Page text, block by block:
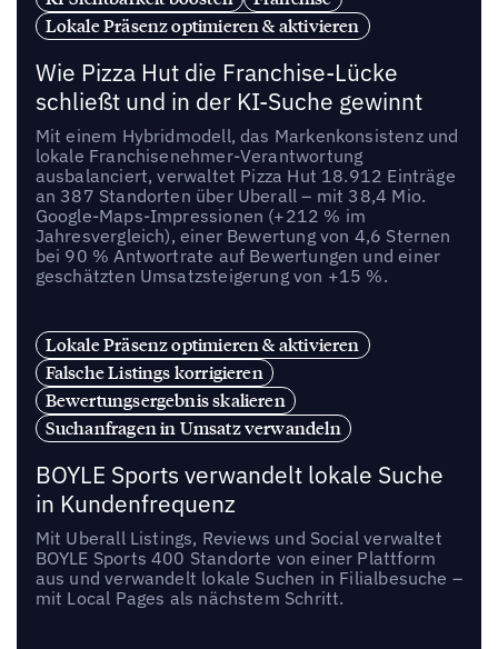
Lokale Präsenz optimieren & aktivieren
Wie Pizza Hut die Franchise-Lücke
schließt und in der KI-Suche gewinnt
Mit einem Hybridmodell, das Markenkonsistenz und
lokale Franchisenehmer-Verantwortung
ausbalanciert, verwaltet Pizza Hut 18.912 Einträge
an 387 Standorten über Uberall – mit 38,4 Mio.
Google-Maps-Impressionen (+212 % im
Jahresvergleich), einer Bewertung von 4,6 Sternen
bei 90 % Antwortrate auf Bewertungen und einer
geschätzten Umsatzsteigerung von +15 %.
Lokale Präsenz optimieren & aktivieren
Falsche Listings korrigieren
Bewertungsergebnis skalieren
Suchanfragen in Umsatz verwandeln
BOYLE Sports verwandelt lokale Suche
in Kundenfrequenz
Mit Uberall Listings, Reviews und Social verwaltet
BOYLE Sports 400 Standorte von einer Plattform
aus und verwandelt lokale Suchen in Filialbesuche –
mit Local Pages als nächstem Schritt.